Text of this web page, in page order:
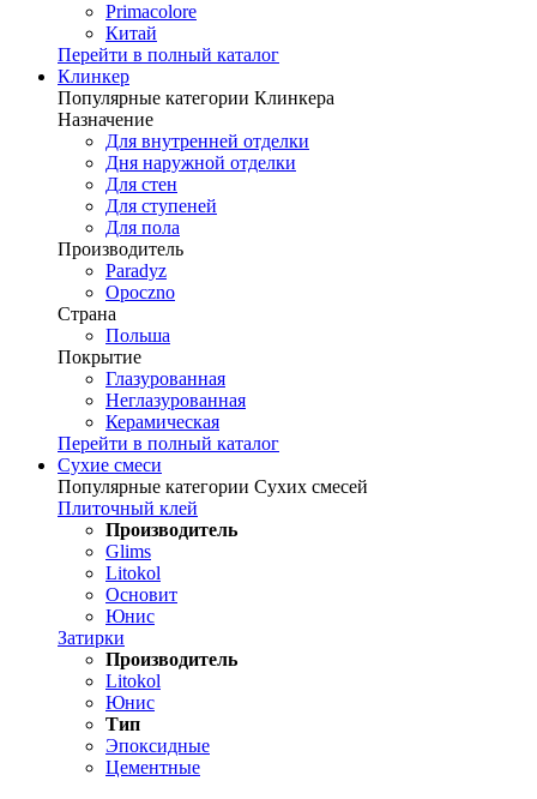
Primacolore
Китай
Перейти в полный каталог
Клинкер
Популярные категории Клинкера
Назначение
Для внутренней отделки
Дня наружной отделки
Для стен
Для ступеней
Для пола
Производитель
Paradyz
Opoczno
Страна
Польша
Покрытие
Глазурованная
Неглазурованная
Керамическая
Перейти в полный каталог
Сухие смеси
Популярные категории Сухих смесей
Плиточный клей
Производитель
Glims
Litokol
Основит
Юнис
Затирки
Производитель
Litokol
Юнис
Тип
Эпоксидные
Цементные